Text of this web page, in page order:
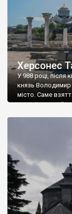
Херсонес
У 988 році, після
князь Володимир
місто. Саме
диктувати свої
Херсонесі
А потім було